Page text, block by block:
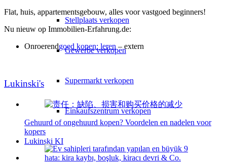
Stellplaats verkopen
Gewerbe verkopen
Supermarkt verkopen
Einkaufszentrum verkopen
Lukinski KI
Flat, huis, appartementsgebouw, alles voor vastgoed beginners!
Nu nieuw op Immobilien-Erfahrung.de:
Onroerendgoed kopen: leren – extern
Lukinski's
Gehuurd of ongehuurd kopen? Voordelen en nadelen voor
kopers